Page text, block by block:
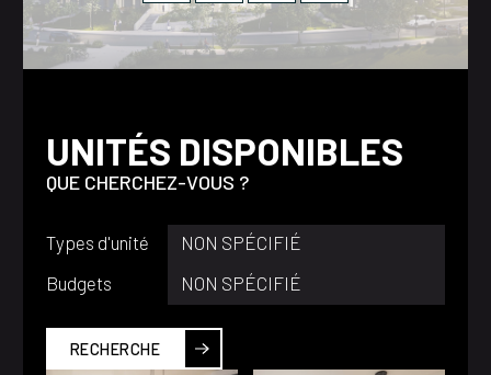
UNITÉS DISPONIBLES
QUE CHERCHEZ-VOUS ?
Types d'unité
NON SPÉCIFIÉ
Budgets
NON SPÉCIFIÉ
RECHERCHE